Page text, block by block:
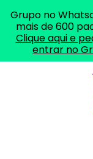
Grupo no
mais de 600
Clique aqui e
entrar no